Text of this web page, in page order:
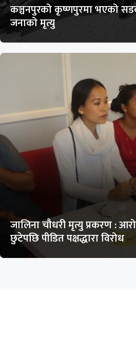
कञ्चनपुरको कृष्णपुरमा भएको
जनाको मृत्यु
जालिना चौधरी मृत्यु प्रकरण :
छुटेपछि पीडित पक्षद्धारा विरोध